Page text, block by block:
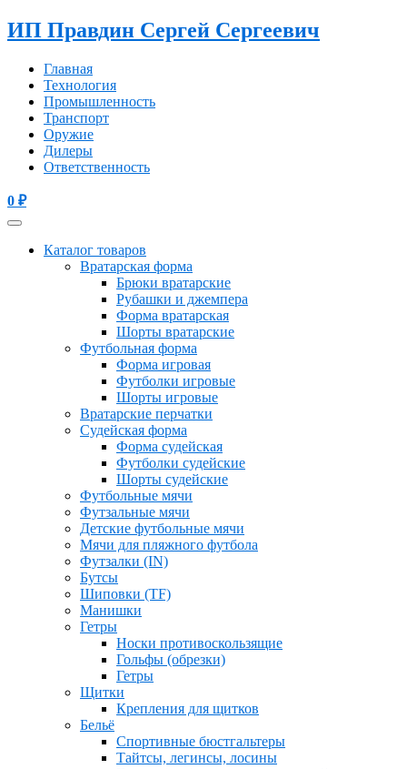
ИП Правдин Сергей Сергеевич
Главная
Технология
Промышленность
Транспорт
Оружие
Дилеры
Ответственность
0 ₽
Каталог товаров
Вратарская форма
Брюки вратарские
Рубашки и джемпера
Форма вратарская
Шорты вратарские
Футбольная форма
Форма игровая
Футболки игровые
Шорты игровые
Вратарские перчатки
Судейская форма
Форма судейская
Футболки судейские
Шорты судейские
Футбольные мячи
Футзальные мячи
Детские футбольные мячи
Мячи для пляжного футбола
Футзалки (IN)
Бутсы
Шиповки (TF)
Манишки
Гетры
Носки противоскользящие
Гольфы (обрезки)
Гетры
Щитки
Крепления для щитков
Бельё
Спортивные бюстгальтеры
Тайтсы, легинсы, лосины